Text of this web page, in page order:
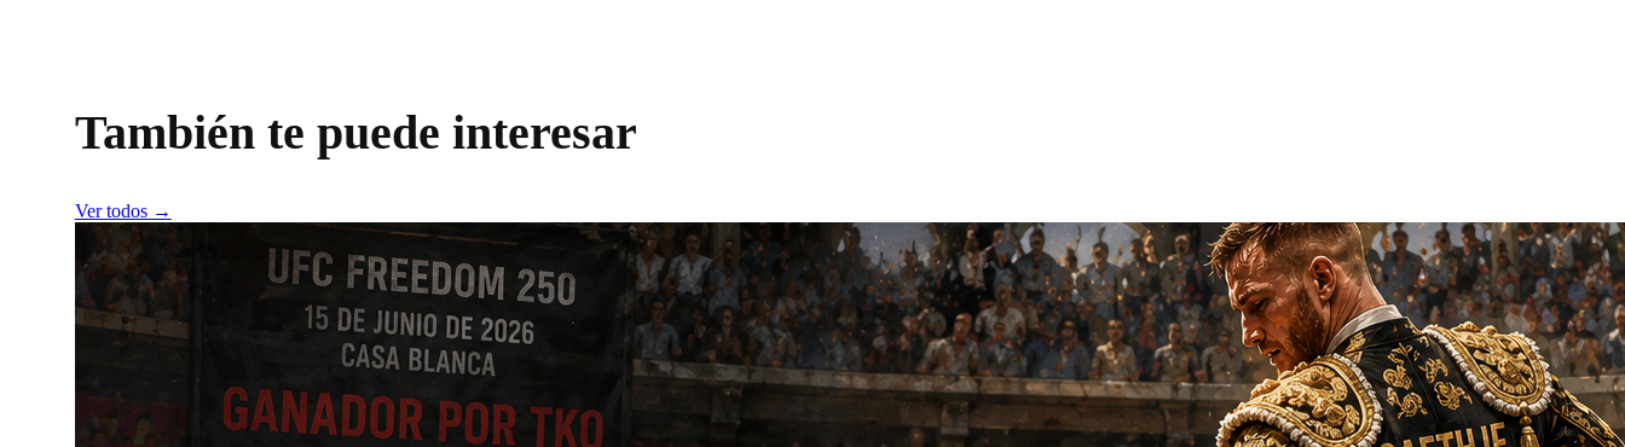
También te puede interesar
Ver todos →